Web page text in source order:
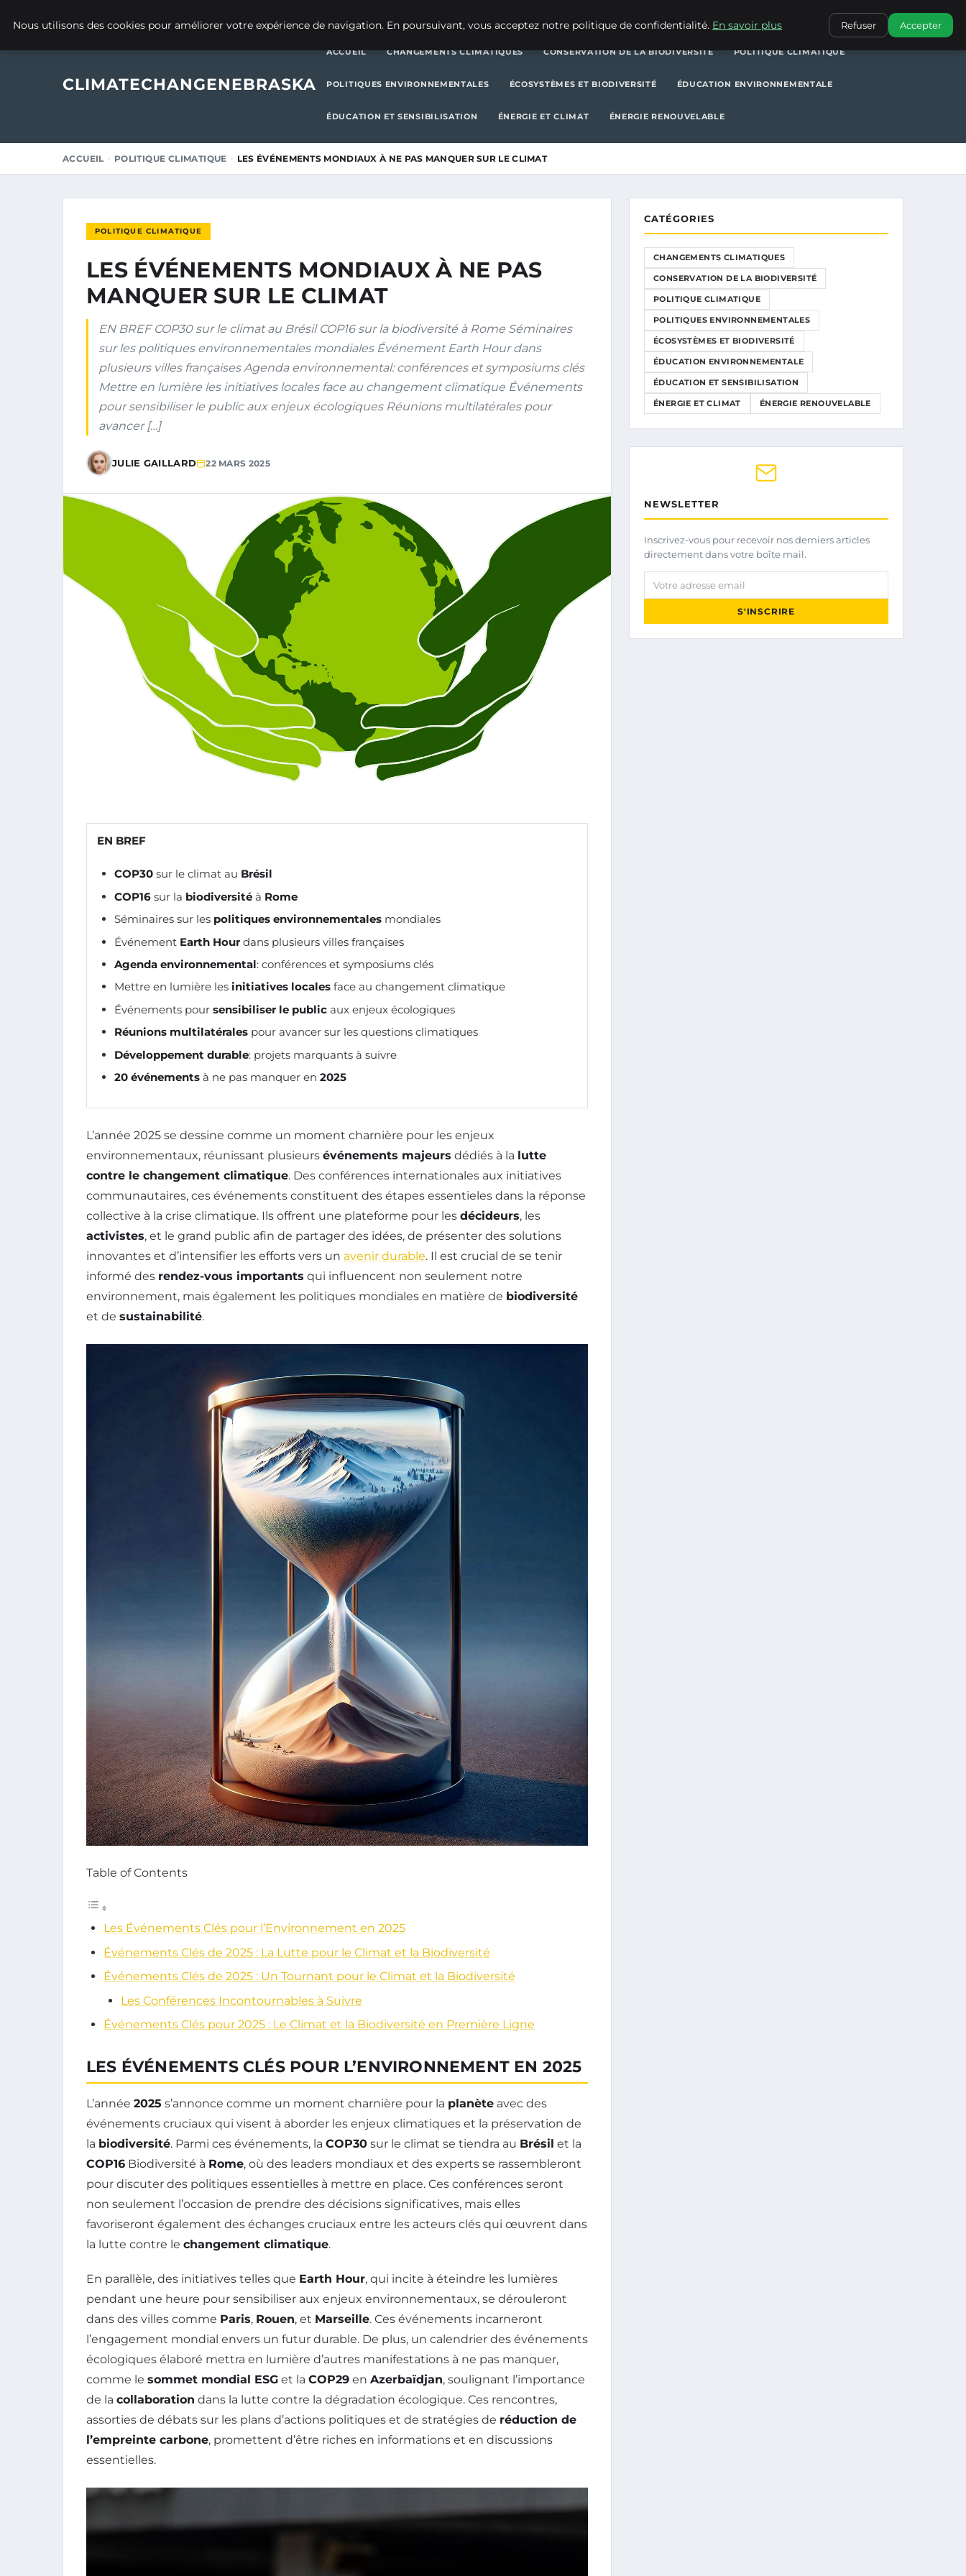
POLITIQUES ENVIRONNEMENTALES
CLIMATECHANGENEBRASKA
ACCUEIL CHANGEMENTS CLIMATIQUES CONSERVATION DE LA BIODIVERSITÉ POLITIQUE CLIMATIQUE
POLITIQUES ENVIRONNEMENTALES ÉCOSYSTÈMES ET BIODIVERSITÉ ÉDUCATION ENVIRONNEMENTALE
ÉDUCATION ET SENSIBILISATION ÉNERGIE ET CLIMAT ÉNERGIE RENOUVELABLE
ACCUEIL POLITIQUE CLIMATIQUE LES ÉVÉNEMENTS MONDIAUX À NE PAS MANQUER SUR LE CLIMAT
POLITIQUE CLIMATIQUE
LES ÉVÉNEMENTS MONDIAUX À NE PAS
MANQUER SUR LE CLIMAT
EN BREF COP30 sur le climat au Brésil COP16 sur la biodiversité à Rome Séminaires
sur les politiques environnementales mondiales Événement Earth Hour dans
plusieurs villes françaises Agenda environnemental: conférences et symposiums clés
Mettre en lumière les initiatives locales face au changement climatique Événements
pour sensibiliser le public aux enjeux écologiques Réunions multilatérales pour
avancer […]
JULIE GAILLARD 22 MARS 2025
EN BREF
COP30 sur le climat au Brésil
COP16 sur la biodiversité à Rome
Séminaires sur les politiques environnementales mondiales
Événement Earth Hour dans plusieurs villes françaises
Agenda environnemental: conférences et symposiums clés
Mettre en lumière les initiatives locales face au changement climatique
Événements pour sensibiliser le public aux enjeux écologiques
Réunions multilatérales pour avancer sur les questions climatiques
Développement durable: projets marquants à suivre
20 événements à ne pas manquer en 2025
L’année 2025 se dessine comme un moment charnière pour les enjeux
environnementaux, réunissant plusieurs événements majeurs dédiés à la lutte
contre le changement climatique. Des conférences internationales aux initiatives
communautaires, ces événements constituent des étapes essentieles dans la réponse
collective à la crise climatique. Ils offrent une plateforme pour les décideurs, les
activistes, et le grand public afin de partager des idées, de présenter des solutions
innovantes et d’intensifier les efforts vers un avenir durable. Il est crucial de se tenir
informé des rendez-vous importants qui influencent non seulement notre
environnement, mais également les politiques mondiales en matière de biodiversité
et de sustainabilité.
Table of Contents
Les Événements Clés pour l’Environnement en 2025
Événements Clés de 2025 : La Lutte pour le Climat et la Biodiversité
Événements Clés de 2025 : Un Tournant pour le Climat et la Biodiversité
Les Conférences Incontournables à Suivre
Événements Clés pour 2025 : Le Climat et la Biodiversité en Première Ligne
LES ÉVÉNEMENTS CLÉS POUR L’ENVIRONNEMENT EN 2025
L’année 2025 s’annonce comme un moment charnière pour la planète avec des
événements cruciaux qui visent à aborder les enjeux climatiques et la préservation de
la biodiversité. Parmi ces événements, la COP30 sur le climat se tiendra au Brésil et la
COP16 Biodiversité à Rome, où des leaders mondiaux et des experts se rassembleront
pour discuter des politiques essentielles à mettre en place. Ces conférences seront
non seulement l’occasion de prendre des décisions significatives, mais elles
favoriseront également des échanges cruciaux entre les acteurs clés qui œuvrent dans
la lutte contre le changement climatique.
En parallèle, des initiatives telles que Earth Hour, qui incite à éteindre les lumières
pendant une heure pour sensibiliser aux enjeux environnementaux, se dérouleront
dans des villes comme Paris, Rouen, et Marseille. Ces événements incarneront
l’engagement mondial envers un futur durable. De plus, un calendrier des événements
écologiques élaboré mettra en lumière d’autres manifestations à ne pas manquer,
comme le sommet mondial ESG et la COP29 en Azerbaïdjan, soulignant l’importance
de la collaboration dans la lutte contre la dégradation écologique. Ces rencontres,
assorties de débats sur les plans d’actions politiques et de stratégies de réduction de
l’empreinte carbone, promettent d’être riches en informations et en discussions
essentielles.
CATÉGORIES
CHANGEMENTS CLIMATIQUES
CONSERVATION DE LA BIODIVERSITÉ
POLITIQUE CLIMATIQUE
POLITIQUES ENVIRONNEMENTALES
ÉCOSYSTÈMES ET BIODIVERSITÉ
ÉDUCATION ENVIRONNEMENTALE
ÉDUCATION ET SENSIBILISATION
ÉNERGIE ET CLIMAT ÉNERGIE RENOUVELABLE
NEWSLETTER
Inscrivez-vous pour recevoir nos derniers articles
directement dans votre boîte mail.
Votre adresse email
S'INSCRIRE
Nous utilisons des cookies pour améliorer votre expérience de navigation. En poursuivant, vous acceptez notre politique de confidentialité. En savoir plus Refuser Accepter